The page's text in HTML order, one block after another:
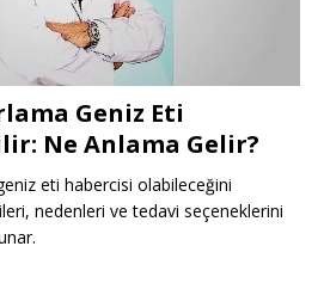
Geniz Eti
Ne Anlama Gelir?
eti habercisi olabileceğini
nedenleri ve tedavi seçeneklerini